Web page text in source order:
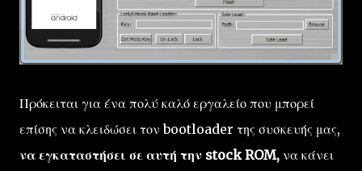
Πρόκειται για ένα πολύ καλό εργαλείο που μπορεί
επίσης να κλειδώσει τον bootloader της συσκευής μας,
να εγκαταστήσει σε αυτή την stock ROM, να κάνει